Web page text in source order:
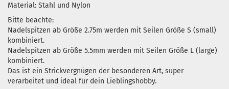
Material: Stahl und Nylon
Bitte beachte:
Nadelspitzen ab Größe 2.75m werden mit Seilen Größe S (small)
kombiniert.
Nadelspitzen ab Größe 5.5mm werden mit Seilen Größe L (large)
kombiniert.
Das ist ein Strickvergnügen der besonderen Art, super
verarbeitet und ideal für dein Lieblingshobby.